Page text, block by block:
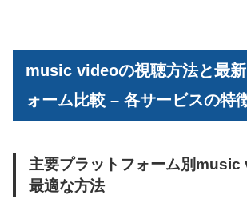
music videoの視聴方法と最
ォーム比較 – 各サービスの特
主要プラットフォーム別
最適な方法